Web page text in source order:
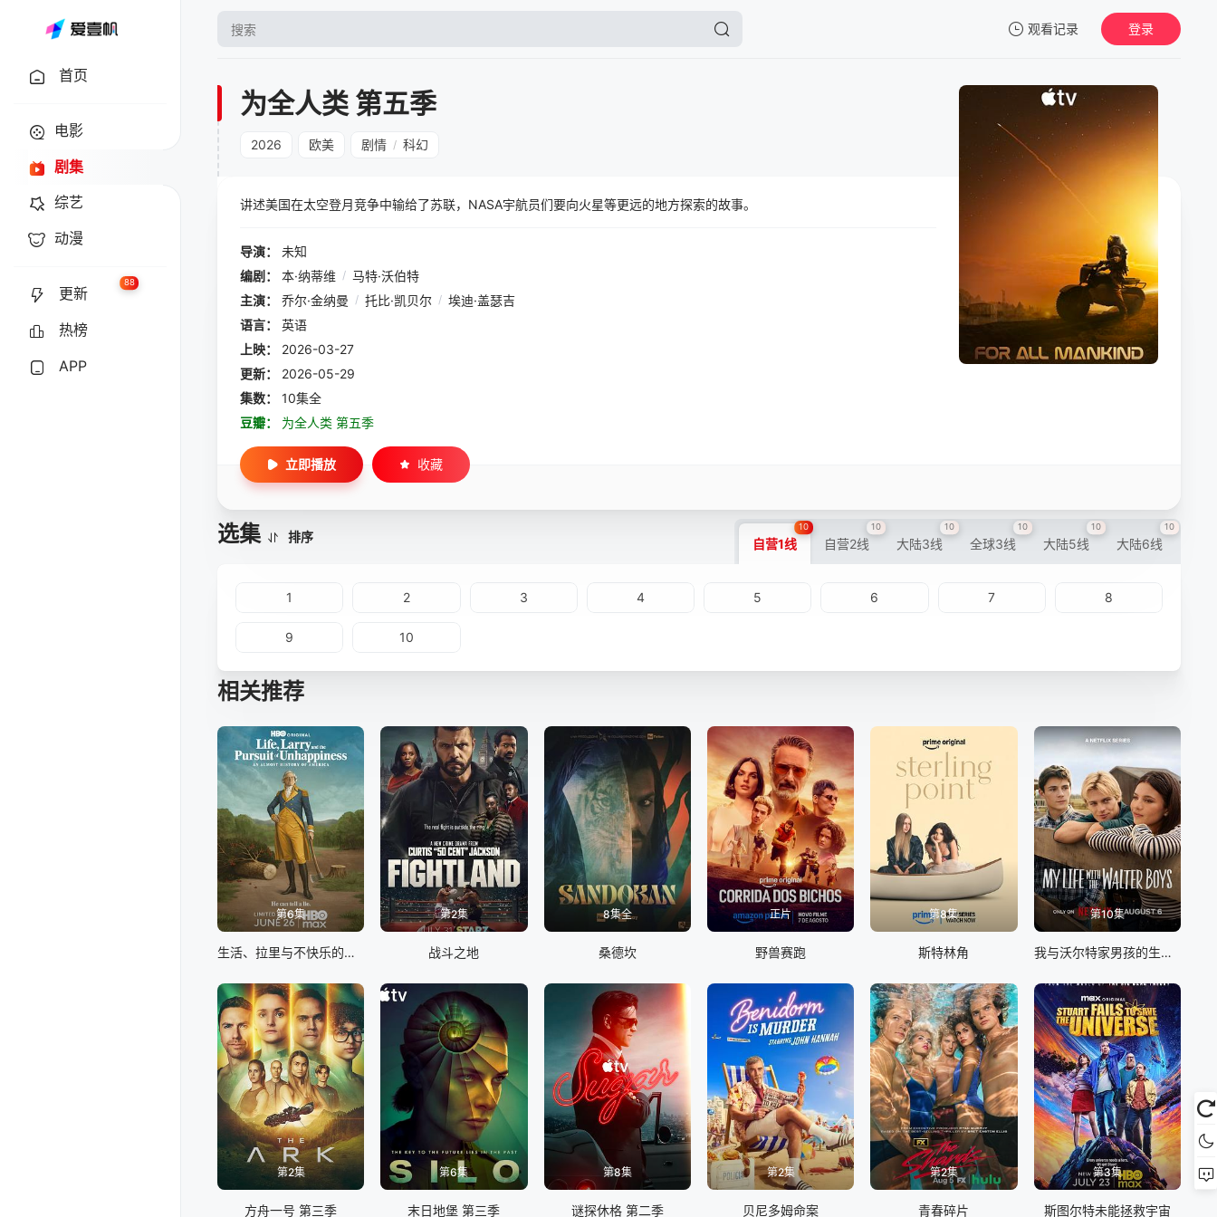
观看记录
暂无观看影片的记录
登录
首页
电影
剧集
综艺
动漫
更新
88
热榜
APP
为全人类 第五季
2026 欧美 剧情 / 科幻
讲述美国在太空登月竞争中输给了苏联，NASA宇航员们要向火星等更远的地方探索的故事。
导演：
未知
编剧：
本·纳蒂维 / 马特·沃伯特
主演：
乔尔·金纳曼 / 托比·凯贝尔 / 埃迪·盖瑟吉
语言：
英语
上映：
2026-03-27
更新：
2026-05-29
集数：
10集全
豆瓣：
为全人类 第五季
立即播放 收藏
选集 排序 自营1线
10
自营2线
10
大陆3线
10
全球3线
10
大陆5线
10
大陆6线
10
1 2 3 4 5 6 7 8
9 10
相关推荐
第6集
生活、拉里与不快乐的追求：一部美国史
第2集
战斗之地
8集全
桑德坎
正片
野兽赛跑
第8集
斯特林角
第10集
我与沃尔特家男孩的生活 第三季
第2集
方舟一号 第三季
第6集
末日地堡 第三季
第8集
谜探休格 第二季
第2集
贝尼多姆命案
第2集
青春碎片
第3集
斯图尔特未能拯救宇宙